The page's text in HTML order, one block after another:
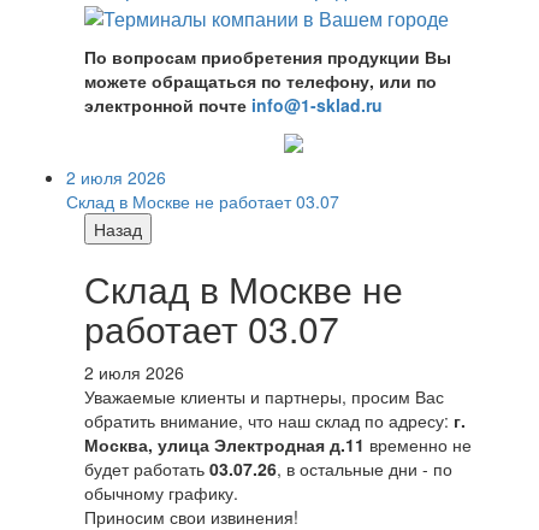
По вопросам приобретения продукции Вы
можете обращаться по телефону, или по
электронной почте info@1-sklad.ru
2 июля 2026
Склад в Москве не работает 03.07
Назад
Склад в Москве не
работает 03.07
2 июля 2026
Уважаемые клиенты и партнеры, просим Вас
обратить внимание, что наш склад по адресу: г.
Москва, улица Электродная д.11 временно не
будет работать 03.07.26, в остальные дни - по
обычному графику.
Приносим свои извинения!